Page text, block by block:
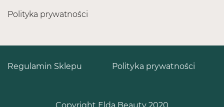
Polityka prywatności
Polityka prywatności
Regulamin Sklepu